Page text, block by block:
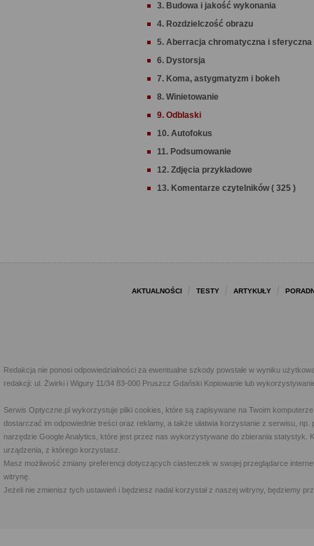
3. Budowa i jakość wykonania
4. Rozdzielczość obrazu
5. Aberracja chromatyczna i sferyczna
6. Dystorsja
7. Koma, astygmatyzm i bokeh
8. Winietowanie
9. Odblaski
10. Autofokus
11. Podsumowanie
12. Zdjęcia przykładowe
13. Komentarze czytelników ( 325 )
AKTUALNOŚCI TESTY ARTYKUŁY
Redakcja nie ponosi odpowiedzialności za ewentualne szkody powstałe w wyniku
redakcji: ul. Żwirki i Wigury 11/34 83-000 Pruszcz Gdański Kopiowanie lub
Serwis Optyczne.pl wykorzystuje pliki cookies, które są zapisywane na Twoim
dostarczać im odpowiednie treści oraz reklamy, a także ułatwia korzystanie z serwisu,
narzędzie Google Analytics, które jest przez nas wykorzystywane do zbierania statystyk.
urządzenia, z którego korzystasz.
Masz możliwość zmiany preferencji dotyczących ciasteczek w swojej przeglądarce
witrynę.
Jeżeli nie zmienisz tych ustawień i będziesz nadal korzystał z naszej witryny, będziemy